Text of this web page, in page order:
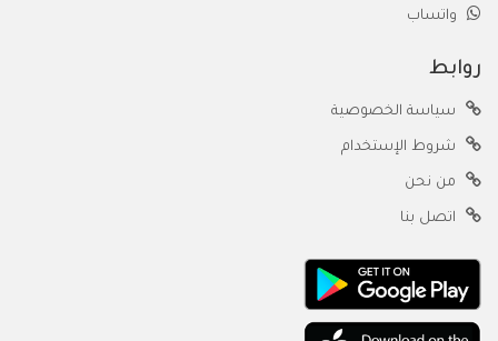
واتساب
روابط
سياسة الخصوصية
شروط الإستخدام
من نحن
اتصل بنا